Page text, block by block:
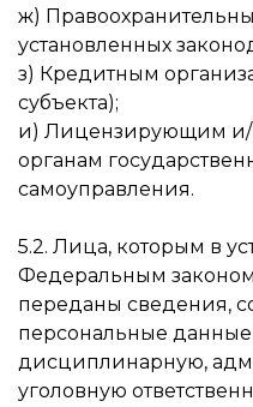
ж)
установленных
з) Кредитным
субъекта);
и) Лицензирующим
органам
самоуправления.
5.2. Лица, которым в
Федеральным
переданы сведения,
персональные данные
дисциплинарную,
уголовную